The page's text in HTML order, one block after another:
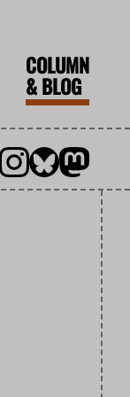
COLUMN
&BLOG